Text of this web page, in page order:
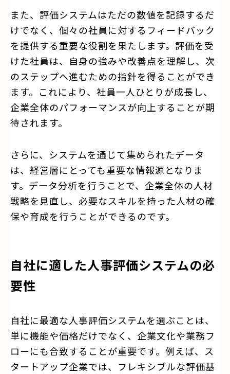
また、評価システムはただの数値を記録するだ
けでなく、個々の社員に対するフィードバック
を提供する重要な役割を果たします。評価を受
けた社員は、自身の強みや改善点を理解し、次
のステップへ進むための指針を得ることができ
ます。これにより、社員一人ひとりが成長し、
企業全体のパフォーマンスが向上することが期
待されます。
さらに、システムを通じて集められたデータ
は、経営層にとっても重要な情報源となりま
す。データ分析を行うことで、企業全体の人材
戦略を見直し、必要なスキルを持った人材の確
保や育成を行うことができるのです。
自社に適した人事評価システムの必
要性
自社に最適な人事評価システムを選ぶことは、
単に機能や価格だけでなく、企業文化や業務フ
ローにも合致することが重要です。例えば、ス
タートアップ企業では、フレキシブルな評価基